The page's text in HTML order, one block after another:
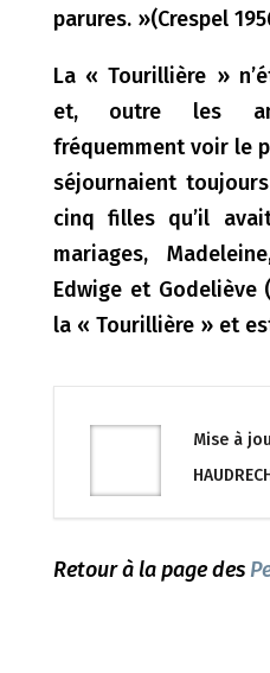
parures. »(Crespel
La « Tourillière »
et, outre les
fréquemment voir le
séjournaient
cinq filles qu’il
mariages,
Edwige et
la « Tourillière » et
Mise à
Retour à la page des